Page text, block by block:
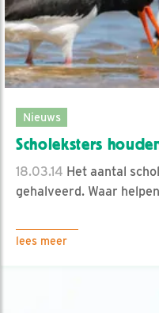
Nieuws
Scholeksters
18.03.14 Het aantal
gehalveerd. Waar
lees meer